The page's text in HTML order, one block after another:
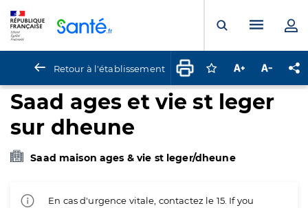
Ouvrir laMenu
Retour à l'établissement Connectez-vous
Augmenter la
Saad ages et vie st leger
sur dheune
Saad maison ages & vie st leger/dheune
En cas d'urgence vitale, contactez le 15. If you